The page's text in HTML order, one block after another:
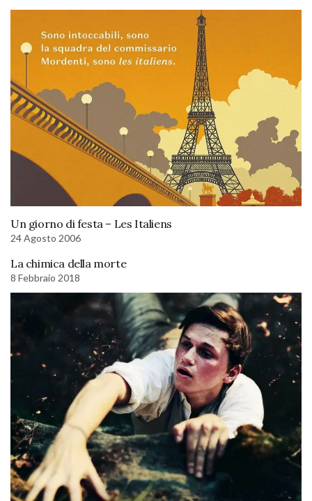
Un giorno di festa – Les Italiens
24 Agosto 2006
La chimica della morte
8 Febbraio 2018